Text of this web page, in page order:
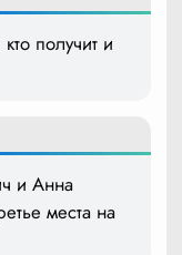
получит и
и Анна
места на